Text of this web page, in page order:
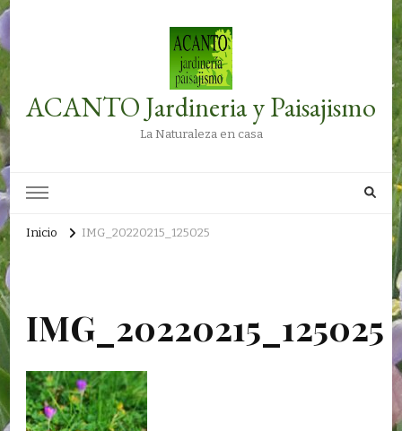
ACANTO Jardineria y Paisajismo
La Naturaleza en casa
Inicio IMG_20220215_125025
IMG_20220215_125025